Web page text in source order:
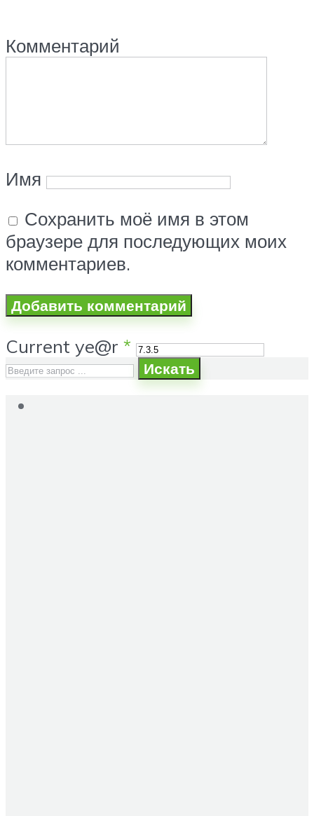
Комментарий
Имя
Сохранить моё имя в этом
браузере для последующих моих
комментариев.
Current ye@r *
Искать